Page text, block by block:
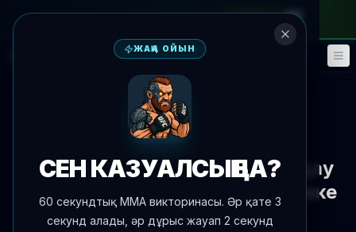
🎮 Фэнтези Оқиғалар
Медиа
Александр Волков қарап-талдау
жасады Стриклендтің Чимаевке
қарсы сынағы туралы
ЖАҢА ОЙЫН
СЕН КАЗУАЛСЫҢ БА?
60 секундтық MMA викторинасы. Әр қате 3
секунд алады, әр дұрыс жауап 2 секунд